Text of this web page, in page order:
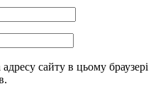
сайту в цьому браузері